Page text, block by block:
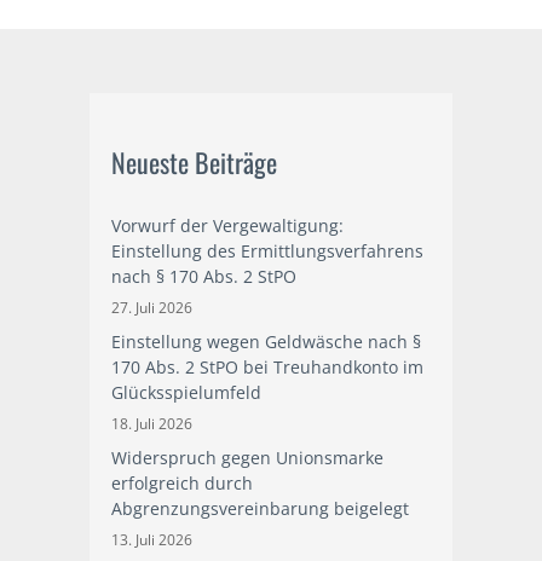
Neueste Beiträge
Vorwurf der Vergewaltigung:
Einstellung des Ermittlungsverfahrens
nach § 170 Abs. 2 StPO
27. Juli 2026
Einstellung wegen Geldwäsche nach §
170 Abs. 2 StPO bei Treuhandkonto im
Glücksspielumfeld
18. Juli 2026
Widerspruch gegen Unionsmarke
erfolgreich durch
Abgrenzungsvereinbarung beigelegt
13. Juli 2026